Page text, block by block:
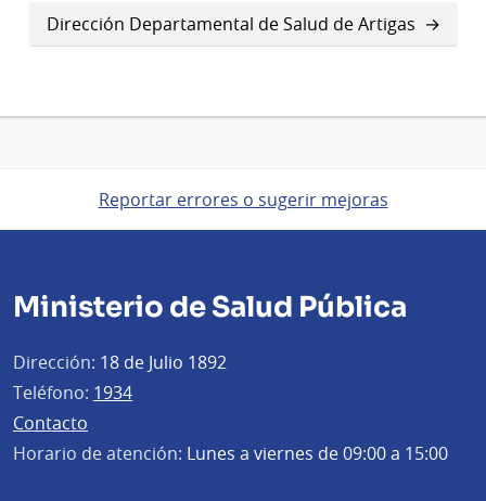
Dirección Departamental de Salud de Artigas
Reportar errores o sugerir mejoras
Ministerio de Salud Pública
Dirección: 18 de Julio 1892
Teléfono: 1934
Contacto
Horario de atención: Lunes a viernes de 09:00 a 15:00